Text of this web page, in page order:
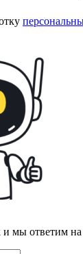
и мы ответим